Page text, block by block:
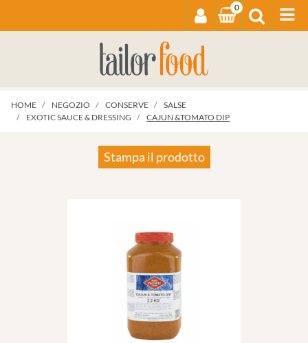
0
HOME NEGOZIO CONSERVE
SALSE
EXOTIC SAUCE & DRESSING
CAJUN &TOMATO DIP
Stampa il prodotto